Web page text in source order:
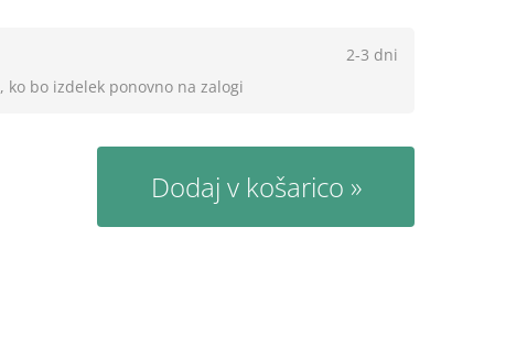
2-3 dni
, ko bo izdelek ponovno na zalogi
Dodaj v košarico